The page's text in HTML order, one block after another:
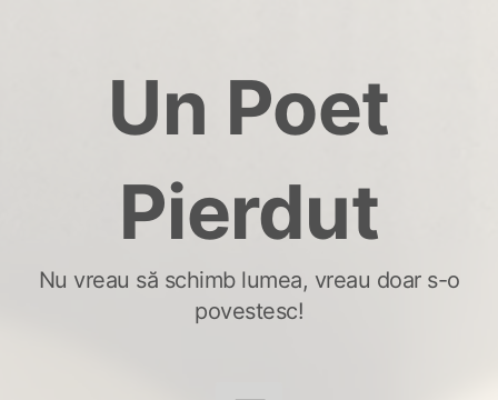
Un Poet
Pierdut
Nu vreau să schimb lumea, vreau doar s-o
povestesc!